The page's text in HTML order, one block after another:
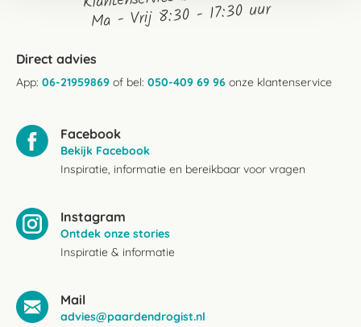
Ma - Vrij 8:30 - 17:30 uur
Direct advies
App: 06-21959869 of bel: 050-409 69 96 onze klantenservice
Facebook
Bekijk Facebook
Inspiratie, informatie en bereikbaar voor vragen
Instagram
Ontdek onze stories
Inspiratie & informatie
Mail
advies@paardendrogist.nl